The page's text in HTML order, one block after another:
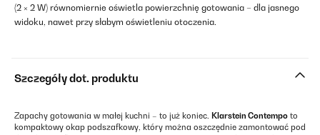
(2 × 2 W) równomiernie oświetla powierzchnię gotowania – dla jasnego
widoku, nawet przy słabym oświetleniu otoczenia.
Szczegóły dot. produktu
Zapachy gotowania w małej kuchni – to już koniec. Klarstein Contempo to
kompaktowy okap podszafkowy, który można oszczędnie zamontować pod